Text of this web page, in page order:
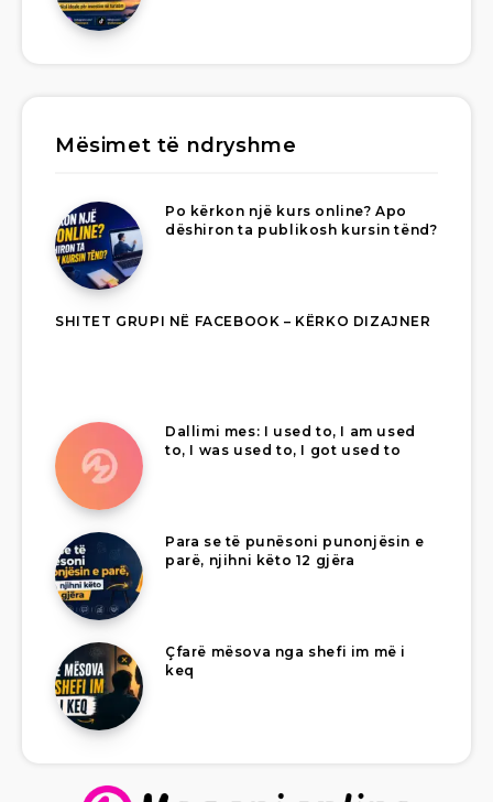
Mësimet të ndryshme
Po kërkon një kurs online? Apo
dëshiron ta publikosh kursin tënd?
SHITET GRUPI NË FACEBOOK – KËRKO DIZAJNER
Dallimi mes: I used to, I am used
to, I was used to, I got used to
Para se të punësoni punonjësin e
parë, njihni këto 12 gjëra
Çfarë mësova nga shefi im më i
keq